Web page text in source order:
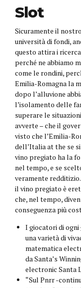
Slot
Sicuramente il
università di fondi,
questo attira i
perché ne abbiamo
come le rondini,
Emilia-Romagna la
dopo l’alluvione
l’isolamento delle
superare le
avverte – che il
visto che l’Emilia-
dell’Italia at the se
vino pregiato ha la
nel tempo, e se
veramente
il vino pregiato è
che, nel tempo,
conseguenza più
I giocatori di ogni
una varietà di
matematica
da Santa’s
electronic Santa
“Sul Pnrr -